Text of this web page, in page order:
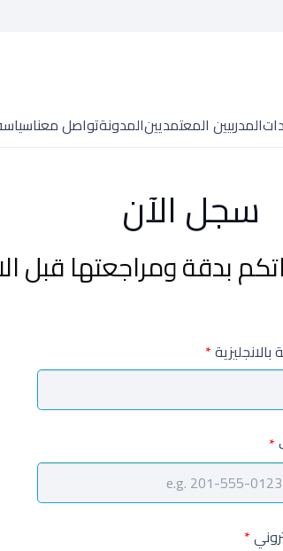
المدربيين المعتمديينالمدونةتواصل معنا
سجل الآن
بدقة ومراجعتها قبل
بالانجليزية*
*
*